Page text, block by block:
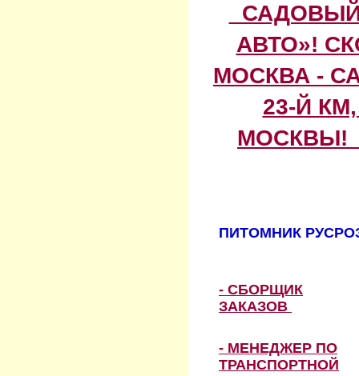
АВТО»!
МОСКВА -
23-Й
МОСКВЫ!
ПИТОМНИК
- СБОРЩИК
ЗАКАЗОВ
- МЕНЕДЖЕР ПО
ТРАНСПОРТНОЙ